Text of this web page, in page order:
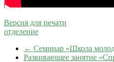
Версия для печати
отделение
← Семинар «Школа
Развивающее занятие